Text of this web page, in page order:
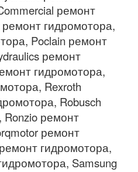
ремонт
гидромотора,
Poclain ремонт
ремонт
гидромотора,
Rexroth
Robusch
ремонт
ремонт
гидромотора,
Samsung